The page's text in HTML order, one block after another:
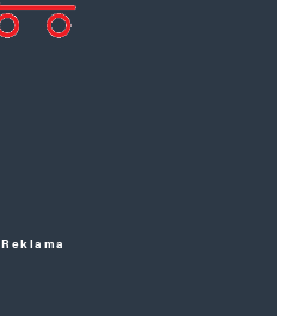
Reklama